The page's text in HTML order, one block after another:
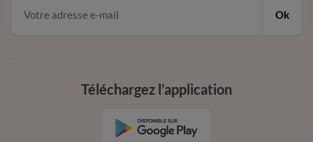
Ok
Téléchargez l’application